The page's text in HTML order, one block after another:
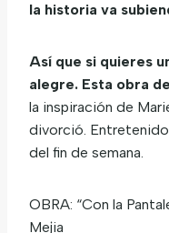
la historia va
Así que si quieres
alegre. Esta obra
la inspiración de
divorció. Entretenido
del fin de semana.
OBRA: “Con la
Mejia